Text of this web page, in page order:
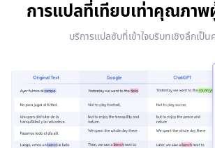
การแปลที่เทียบเท่าคุณภาพ
บริการแปลซับที่เข้าใจบริบทเชิงลึกเป็